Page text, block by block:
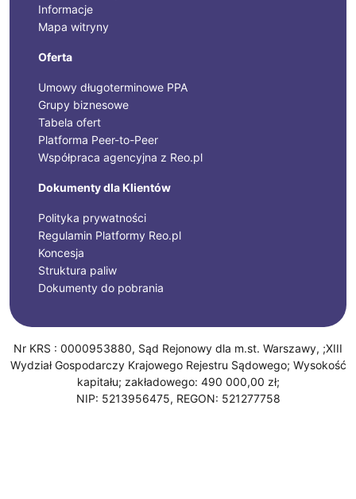
Informacje
Mapa witryny
Oferta
Umowy długoterminowe PPA
Grupy biznesowe
Tabela ofert
Platforma Peer-to-Peer
Współpraca agencyjna z Reo.pl
Dokumenty dla Klientów
Polityka prywatności
Regulamin Platformy Reo.pl
Koncesja
Struktura paliw
Dokumenty do pobrania
Nr KRS : 0000953880, Sąd Rejonowy dla m.st. Warszawy, ;XIII
Wydział Gospodarczy Krajowego Rejestru Sądowego; Wysokość
kapitału; zakładowego: 490 000,00 zł;
NIP: 5213956475, REGON: 521277758